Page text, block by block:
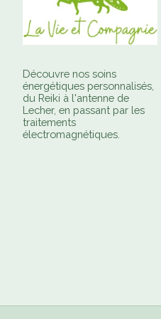
Découvre nos soins
énergétiques personnalisés,
du Reiki à l'antenne de
Lecher, en passant par les
traitements
électromagnétiques.